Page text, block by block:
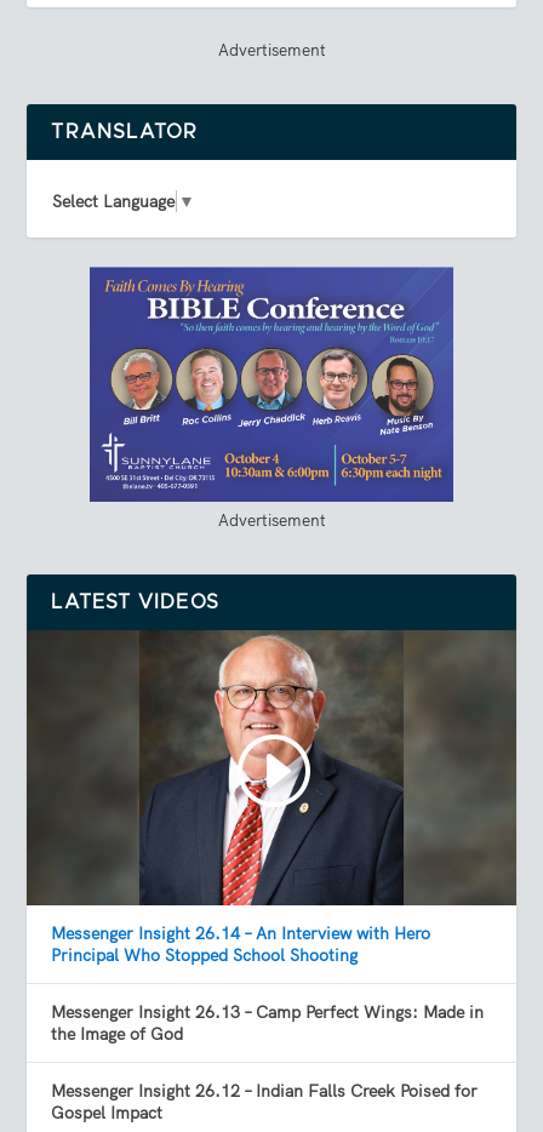
Advertisement
TRANSLATOR
Select Language ▼
Advertisement
LATEST VIDEOS
Messenger Insight 26.14 – An Interview with Hero
Principal Who Stopped School Shooting
Messenger Insight 26.13 – Camp Perfect Wings: Made in
the Image of God
Messenger Insight 26.12 – Indian Falls Creek Poised for
Gospel Impact